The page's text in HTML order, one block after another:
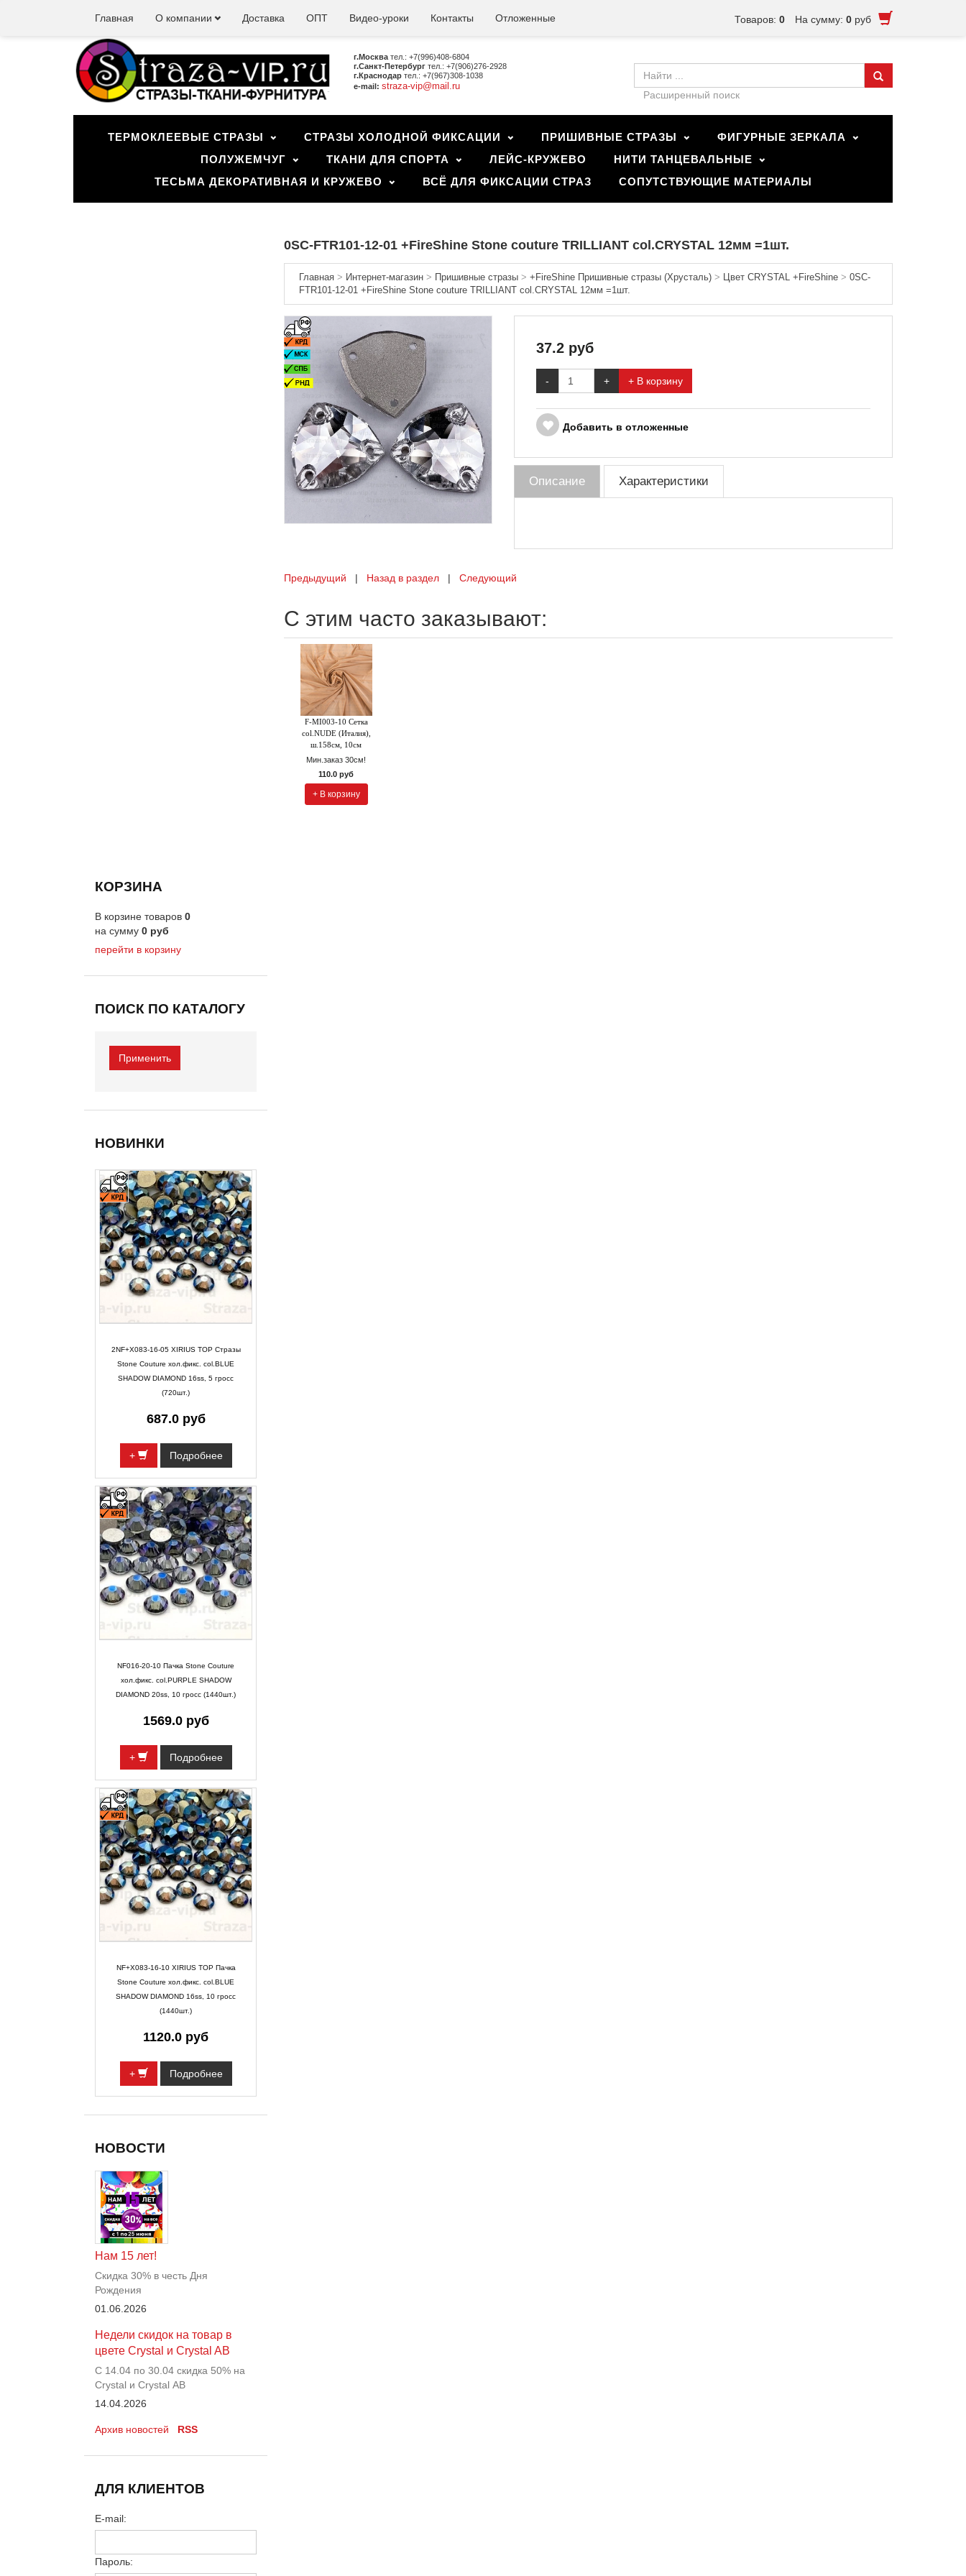
Товаров: 0 На сумму: 0 руб
Главная О компании Доставка ОПТ Видео-уроки Контакты Отложенные
г.Москва тел.: +7(996)408-6804
г.Санкт-Петербург тел.: +7(906)276-2928
г.Краснодар тел.: +7(967)308-1038
e-mail: straza-vip@mail.ru
Расширенный поиск
ТЕРМОКЛЕЕВЫЕ СТРАЗЫ СТРАЗЫ ХОЛОДНОЙ ФИКСАЦИИ ПРИШИВНЫЕ СТРАЗЫ
ФИГУРНЫЕ ЗЕРКАЛА
ПОЛУЖЕМЧУГ
ТКАНИ ДЛЯ СПОРТА ЛЕЙС-КРУЖЕВО
НИТИ ТАНЦЕВАЛЬНЫЕ
ТЕСЬМА ДЕКОРАТИВНАЯ И КРУЖЕВО
ВСЁ ДЛЯ ФИКСАЦИИ СТРАЗ СОПУТСТВУЮЩИЕ МАТЕРИАЛЫ
0SC-FTR101-12-01 +FireShine Stone couture TRILLIANT col.CRYSTAL 12мм =1шт.
Главная> Интернет-магазин> Пришивные стразы> +FireShine Пришивные стразы (Хрусталь)> Цвет CRYSTAL +FireShine> 0SC-
FTR101-12-01 +FireShine Stone couture TRILLIANT col.CRYSTAL 12мм =1шт.
37.2руб
- + + В корзину
Добавить в отложенные
Описание Характеристики
Предыдущий | Назад в раздел| Следующий
С этим часто заказывают:
F-MI003-10 Сетка
col.NUDE (Италия),
ш.158см, 10см
Мин.заказ 30см!
110.0 руб
+ В корзину
КОРЗИНА
В корзине товаров 0
на сумму 0 руб
перейти в корзину
ПОИСК ПО КАТАЛОГУ
НОВИНКИ
2NF+X083-16-05 XIRIUS TOP Стразы
Stone Couture хол.фикс. col.BLUE
SHADOW DIAMOND 16ss, 5 гросс
(720шт.)
687.0 руб
+ Подробнее
NF016-20-10 Пачка Stone Couture
хол.фикс. col.PURPLE SHADOW
DIAMOND 20ss, 10 гросс (1440шт.)
1569.0 руб
+ Подробнее
NF+X083-16-10 XIRIUS TOP Пачка
Stone Couture хол.фикс. col.BLUE
SHADOW DIAMOND 16ss, 10 гросс
(1440шт.)
1120.0 руб
+ Подробнее
НОВОСТИ
Нам 15 лет!
Скидка 30% в честь Дня
Рождения
01.06.2026
Недели скидок на товар в
цвете Crystal и Crystal AB
С 14.04 по 30.04 скидка 50% на
Crystal и Crystal АВ
14.04.2026
Архив новостей RSS
ДЛЯ КЛИЕНТОВ
E-mail:
Пароль: